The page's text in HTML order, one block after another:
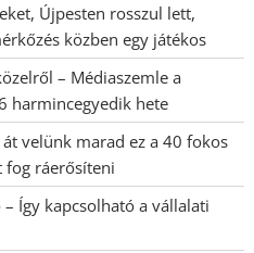
Újpesten rosszul lett,
közben egy játékos
– Médiaszemle a
harmincegyedik hete
velünk marad ez a 40 fokos
fog ráerősíteni
Így kapcsolható a vállalati